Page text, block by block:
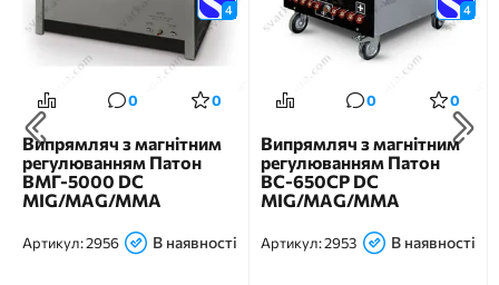
4
0 0
Випрямляч з магнітним
регулюванням Патон
ВМГ-5000 DC
MIG/MAG/MMA
Артикул:2956 В наявності
4
0 0
Випрямляч з магнітним
регулюванням Патон
ВС-650СР DC
MIG/MAG/MMA
Артикул:2953 В наявності